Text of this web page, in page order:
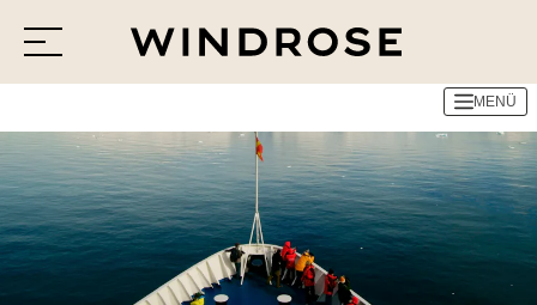
Reiseziele
Reisethemen
Jetzt Anfrage senden
MENÜ